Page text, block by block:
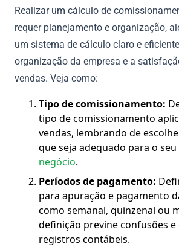
Realizar um cálculo de
requer planejamento e organização,
um sistema de cálculo claro e
organização da empresa e a
vendas. Veja como:
Tipo de comissionamento:
tipo de comissionamento
vendas, lembrando de
que seja adequado para o seu
negócio.
Períodos de pagamento:
para apuração e pagamento
como semanal, quinzenal ou
definição previne confusões e
registros contábeis.